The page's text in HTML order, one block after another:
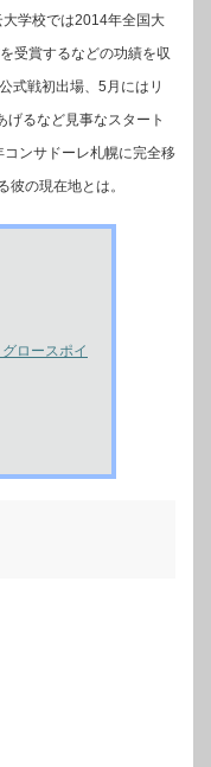
学校では2014年全国大
受賞するなどの功績を収
式戦初出場、5月にはリ
げるなど見事なスタート
ンサドーレ札幌に完全移
の現在地とは。
ロースポイ